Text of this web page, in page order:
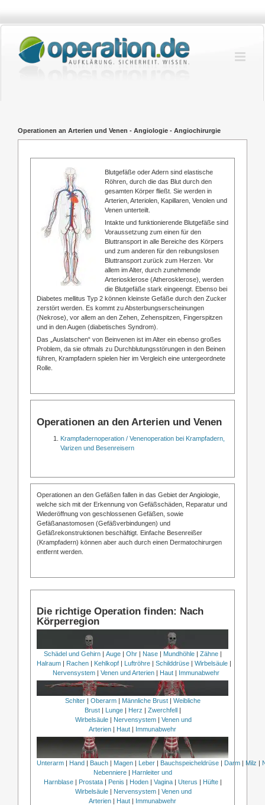
springen
Operationen an Arterien und Venen - Angiologie - Angiochirurgie
Blutgefäße oder Adern sind elastische
Röhren, durch die das Blut durch den
gesamten Körper fließt. Sie werden in
Arterien, Arteriolen, Kapillaren, Venolen und
Venen unterteilt.
Intakte und funktionierende Blutgefäße sind
Voraussetzung zum einen für den
Bluttransport in alle Bereiche des Körpers
und zum anderen für den reibungslosen
Bluttransport zurück zum Herzen. Vor
allem im Alter, durch zunehmende
Arteriosklerose (Atherosklerose), werden
die Blutgefäße stark eingeengt. Ebenso bei
Diabetes mellitus Typ 2 können kleinste Gefäße durch den Zucker
zerstört werden. Es kommt zu Absterbungserscheinungen
(Nekrose), vor allem an den Zehen, Zehenspitzen, Fingerspitzen
und in den Augen (diabetisches Syndrom).
Das „Auslatschen“ von Beinvenen ist im Alter ein ebenso großes
Problem, da sie oftmals zu Durchblutungsstörungen in den Beinen
führen, Krampfadern spielen hier im Vergleich eine untergeordnete
Rolle.
Operationen an den Arterien und Venen
Krampfadernoperation / Venenoperation bei Krampfadern,
Varizen und Besenreisern
Operationen an den Gefäßen fallen in das Gebiet der Angiologie,
welche sich mit der Erkennung von Gefäßschäden, Reparatur und
Wiederöffnung von geschlossenen Gefäßen, sowie
Gefäßanastomosen (Gefäßverbindungen) und
Gefäßrekonstruktionen beschäftigt. Einfache Besenreißer
(Krampfadern) können aber auch durch einen Dermatochirurgen
entfernt werden.
Die richtige Operation finden: Nach
Körperregion
Schädel und Gehirn| Auge| Ohr| Nase| Mundhöhle| Zähne|
Halraum
Rachen Kehlkopf Luftröhre Schilddrüse Wirbelsäule
Nervensystem
Venen und Arterien Haut Immunabwehr
Schlter| Oberarm| Männliche Brust| Weibliche
Brust| Lunge| Herz | Zwerchfell|
Wirbelsäule | Nervensystem | Venen und
Arterien | Haut | Immunabwehr
Unterarm | Hand | Bauch | Magen | Leber | Bauchspeicheldrüse | Darm | Milz |
Nebenniere| Harnleiter und
Harnblase| Prostata| Penis | Hoden| Vagina| Uterus | Hüfte|
Wirbelsäule | Nervensystem | Venen und
Arterien | Haut | Immunabwehr